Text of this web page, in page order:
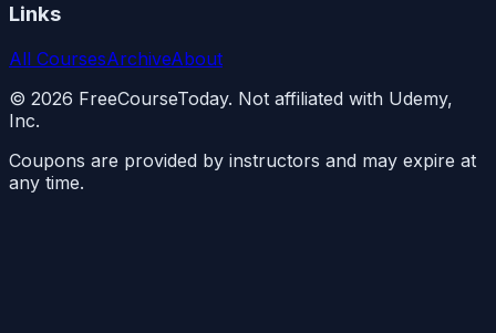
Links
All CoursesArchiveAbout
© 2026 FreeCourseToday. Not affiliated with Udemy,
Inc.
Coupons are provided by instructors and may expire at
any time.